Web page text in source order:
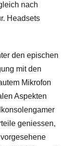
nach
Headsets
den epischen
mit den
Mikrofon
Aspekten
geniessen,